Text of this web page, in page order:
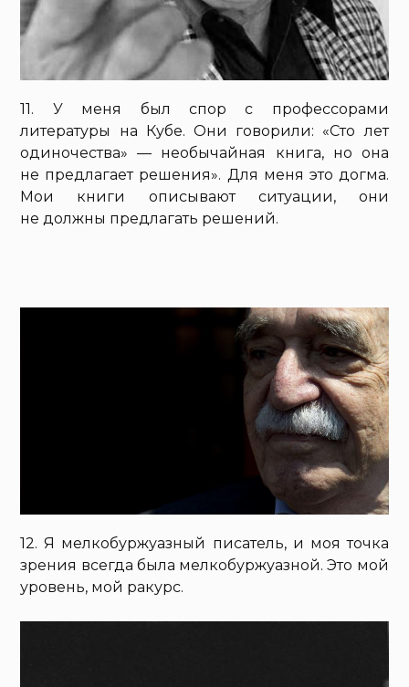
11. У меня был спор с профессорами
литературы на Кубе. Они говорили: «Сто лет
одиночества» — необычайная книга, но она
не предлагает решения». Для меня это догма.
Мои книги описывают ситуации, они
не должны предлагать решений.
12. Я мелкобуржуазный писатель, и моя точка
зрения всегда была мелкобуржуазной. Это мой
уровень, мой ракурс.